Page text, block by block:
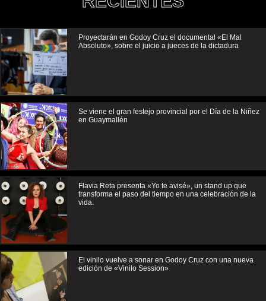
Proyectarán en Godoy Cruz el documental «El Mal
Absoluto», sobre el juicio a jueces de la dictadura
Se viene el gran festejo provincial por el Día de la Niñez
en Guaymallén
Flavia Reta presenta «Yo te avisé», un stand up que
transforma el paso del tiempo en una celebración de la
vida.
El vinilo vuelve a sonar en Godoy Cruz con una nueva
edición de «Vinilo Session»